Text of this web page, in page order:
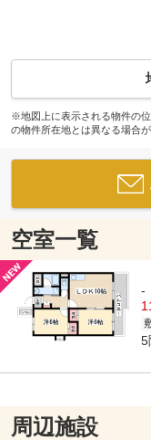
※地図上に表示される物件の
の物件所在地とは異なる場合が
空室一覧
-
周辺施設